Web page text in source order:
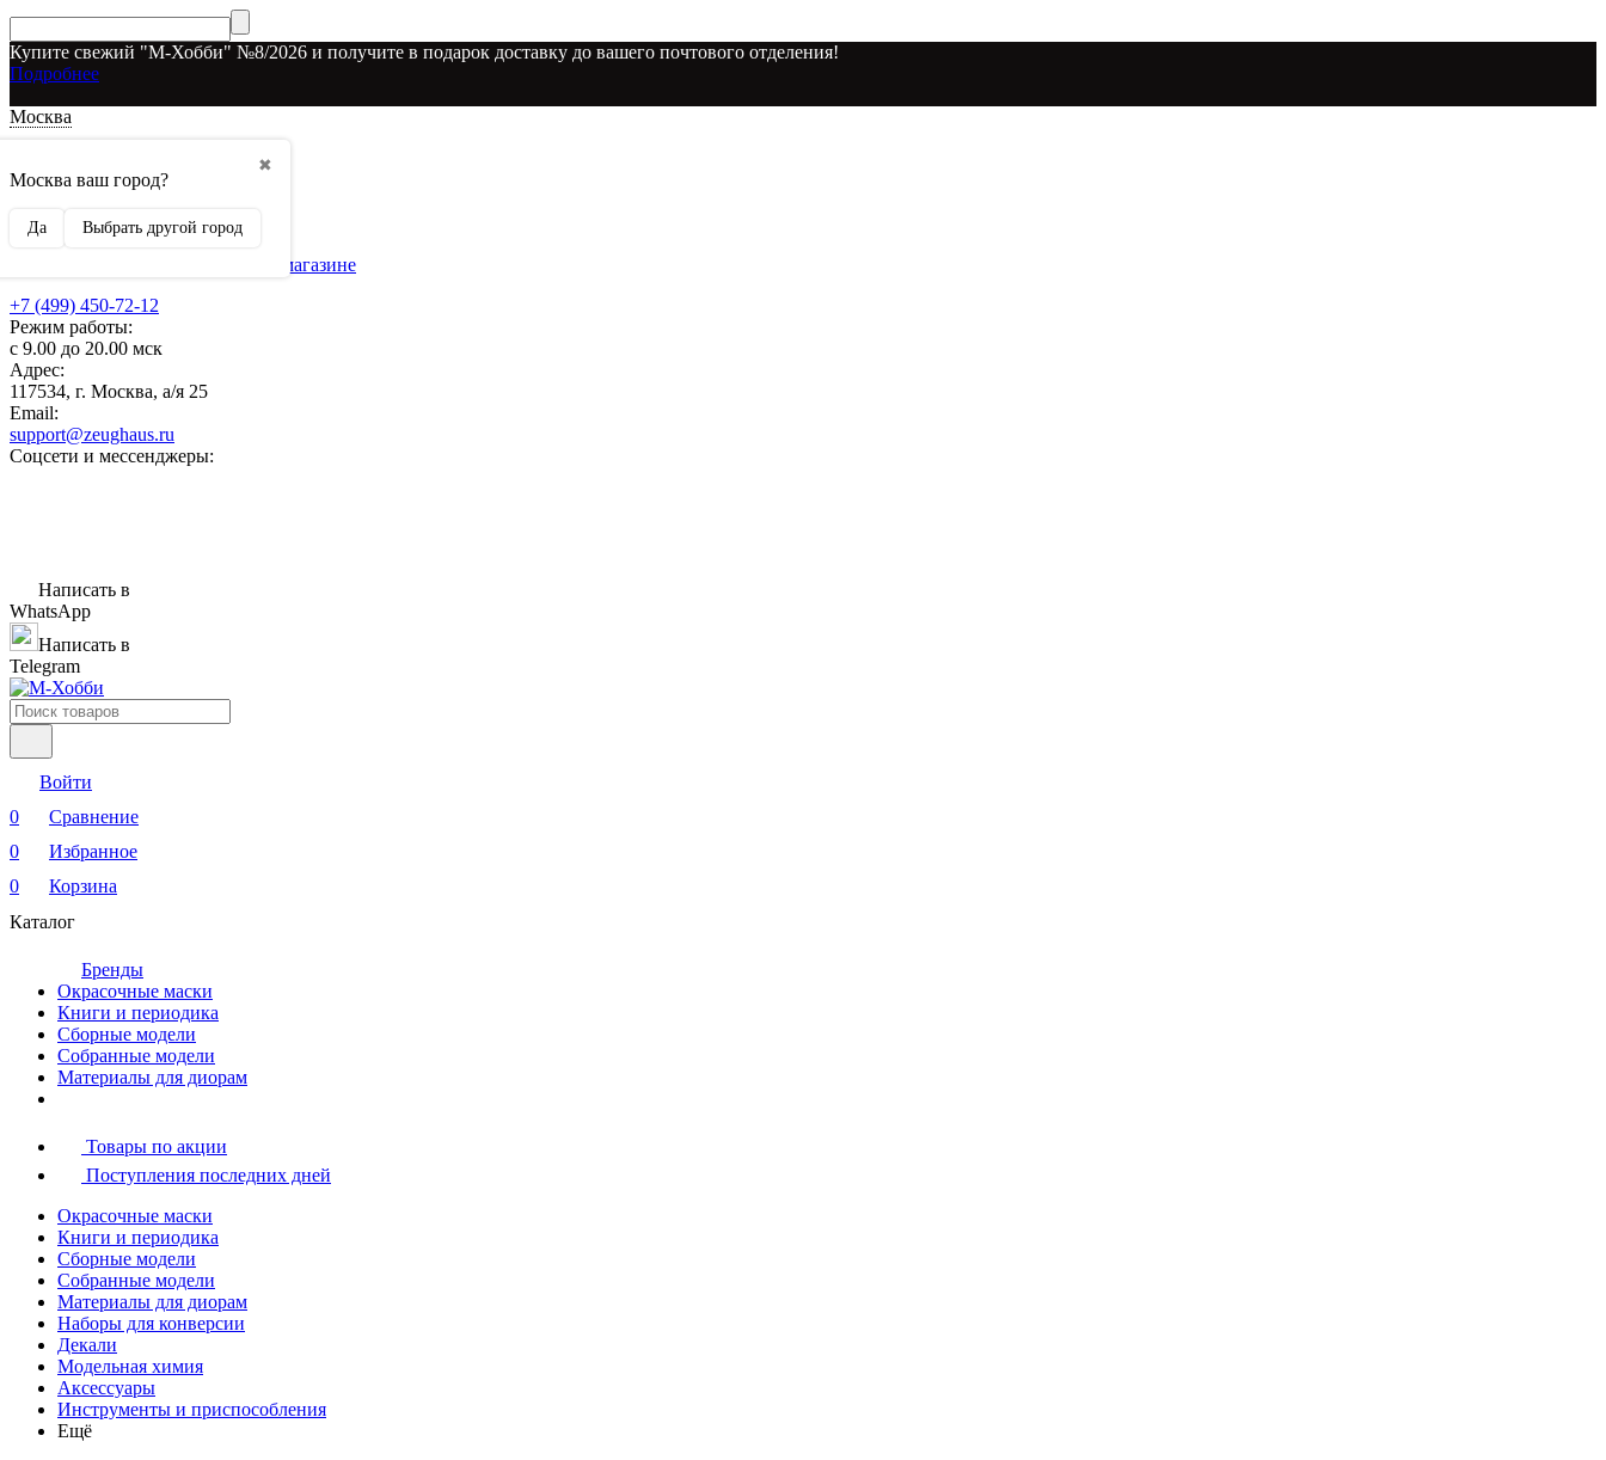
Купите свежий "М-Хобби" №8/2026 и получите в подарок доставку до вашего почтового отделения!
Подробнее
Москва
✖
Москва ваш город?
Да Выбрать другой город
О наших скидках
Рекламодателям
Бренды, представленные в магазине
+7 (499) 450-72-12
Режим работы:
с 9.00 до 20.00 мск
Адрес:
117534, г. Москва, а/я 25
Email:
support@zeughaus.ru
Соцсети и мессенджеры:
Написать в
WhatsApp
Написать в
Telegram
Войти
0
Сравнение
0
Избранное
0
Корзина
Каталог
Бренды
Окрасочные маски
Книги и периодика
Сборные модели
Собранные модели
Материалы для диорам
Товары по акции
Поступления последних дней
Окрасочные маски
Книги и периодика
Сборные модели
Собранные модели
Материалы для диорам
Наборы для конверсии
Декали
Модельная химия
Аксессуары
Инструменты и приспособления
Ещё